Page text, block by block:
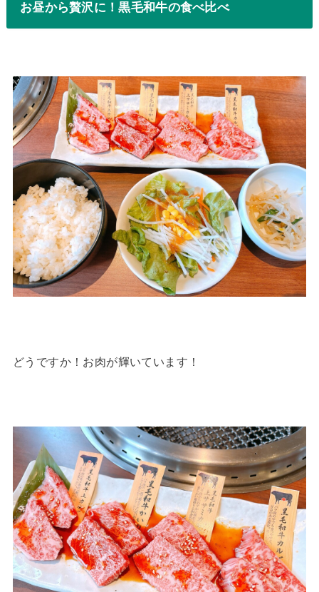
お昼から贅沢に！黒毛和牛の食べ比べ
どうですか！お肉が輝いています！